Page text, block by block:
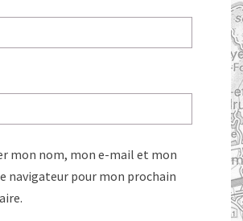
mon nom, mon e-mail et mon
navigateur pour mon prochain